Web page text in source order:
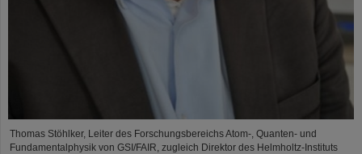
Thomas Stöhlker, Leiter des Forschungsbereichs Atom-, Quanten- und
Fundamentalphysik von GSI/FAIR, zugleich Direktor des Helmholtz-Instituts